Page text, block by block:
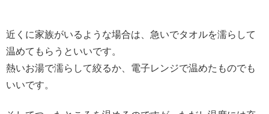
近くに家族がいるような場合は、急いでタオルを濡らして
温めてもらうといいです。
熱いお湯で濡らして絞るか、電子レンジで温めたものでも
いいです。